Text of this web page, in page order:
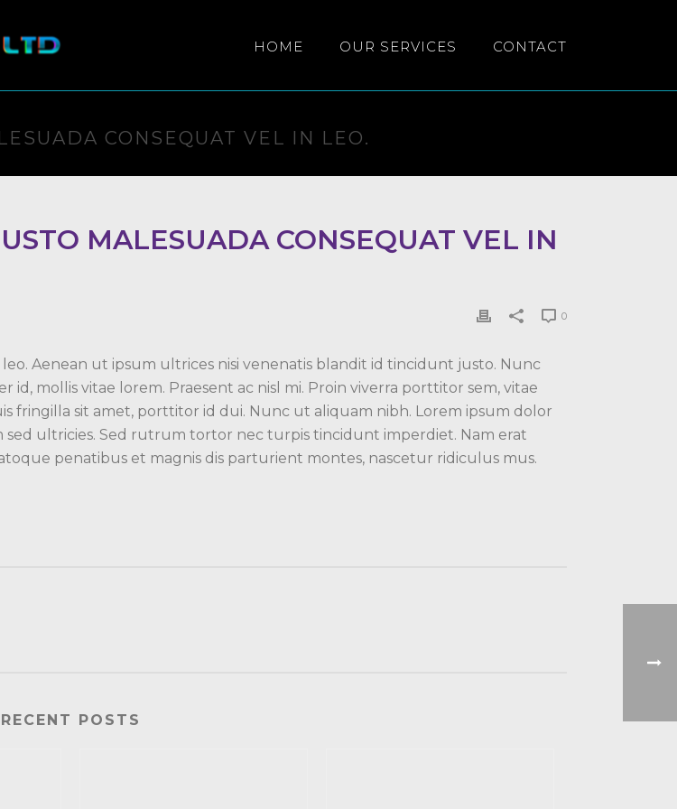
HOME OUR SERVICES CONTACT
CONSEQUAT VEL IN LEO.
MALESUADA CONSEQUAT VEL IN
0
Aenean ut ipsum ultrices nisi venenatis blandit id tincidunt justo. Nunc
mollis vitae lorem. Praesent ac nisl mi. Proin viverra porttitor sem, vitae
fringilla sit amet, porttitor id dui. Nunc ut aliquam nibh. Lorem ipsum dolor
sed ultricies. Sed rutrum tortor nec turpis tincidunt imperdiet. Nam erat
penatibus et magnis dis parturient montes, nascetur ridiculus mus.
RECENT POSTS